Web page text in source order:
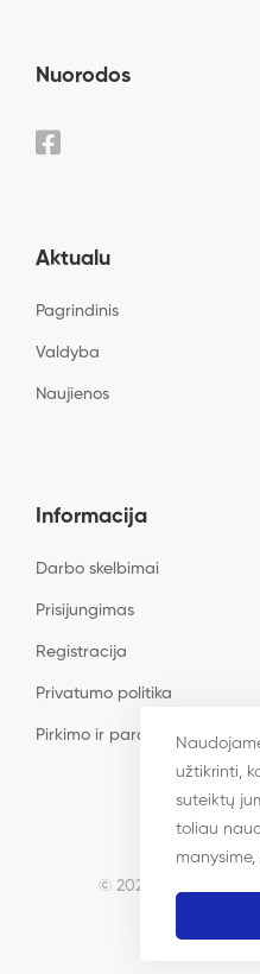
Nuorodos
Aktualu
Pagrindinis
Valdyba
Naujienos
Informacija
Darbo skelbimai
Prisijungimas
Registracija
Privatumo politika
Pirkimo ir pardavimo taisyklės
© 2023 Radiologija.lt.
užtikrinti,
suteiktų
toliau